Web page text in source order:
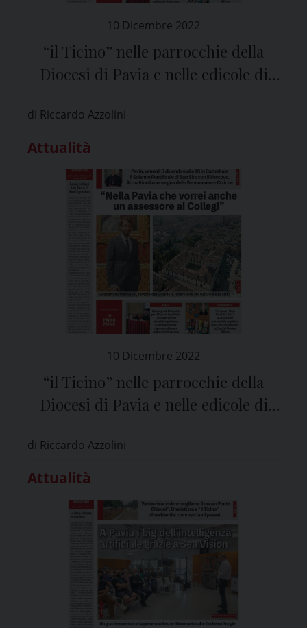
10 Dicembre 2022
“il Ticino” nelle parrocchie della
Diocesi di Pavia e nelle edicole di
di Riccardo Azzolini
Attualità
10 Dicembre 2022
“il Ticino” nelle parrocchie della
Diocesi di Pavia e nelle edicole di
di Riccardo Azzolini
Attualità